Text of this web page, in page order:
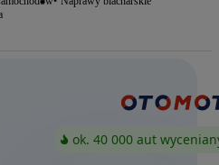
ok. 40 000 aut